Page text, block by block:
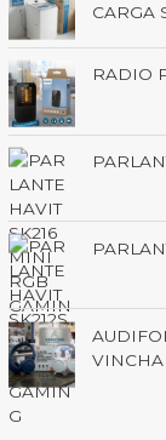
CARGA
RADIO
VINCHA